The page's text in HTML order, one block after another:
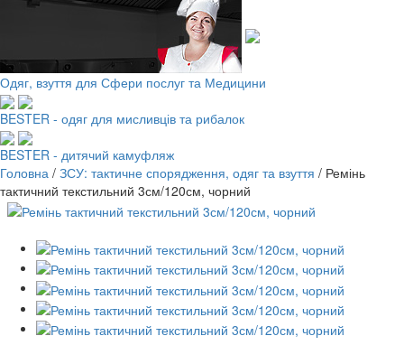
Одяг, взуття для Сфери послуг та Медицини
BESTER - одяг для мисливців та рибалок
BESTER - дитячий камуфляж
Головна / ЗСУ: тактичне спорядження, одяг та взуття / Ремінь
тактичний текстильний 3см/120см, чорний